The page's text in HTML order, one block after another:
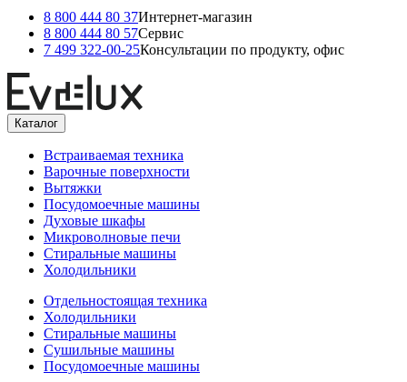
8 800 444 80 37Интернет-магазин
8 800 444 80 57Сервис
7 499 322-00-25Консультации по продукту, офис
Каталог
Встраиваемая техника
Варочные поверхности
Вытяжки
Посудомоечные машины
Духовые шкафы
Микроволновые печи
Стиральные машины
Холодильники
Отдельностоящая техника
Холодильники
Стиральные машины
Сушильные машины
Посудомоечные машины